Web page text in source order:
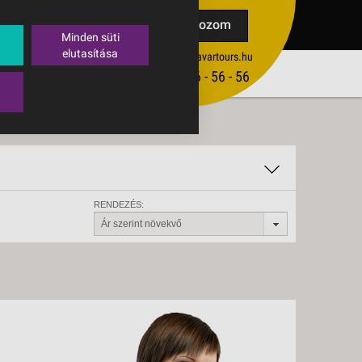
Feliratkozom
ertekesites@budavartours.hu
(+36­ 1) 3 - 56 - 56 - 56
TIPPEK
RENDEZÉS:
Ár szerint növekvő
Minden süti
elutasítása